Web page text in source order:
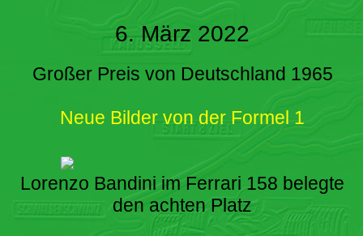
6. März 2022
Großer Preis von Deutschland 1965
Neue Bilder von der Formel 1
Lorenzo Bandini im Ferrari 158 belegte
den achten Platz